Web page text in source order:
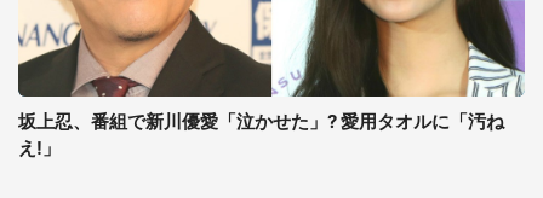
坂上忍、番組で新川優愛「泣かせた」? 愛用タオルに「汚ね
え!」